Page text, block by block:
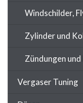
Windschilder,
Zylinder und
Zündungen
Vergaser Tuning